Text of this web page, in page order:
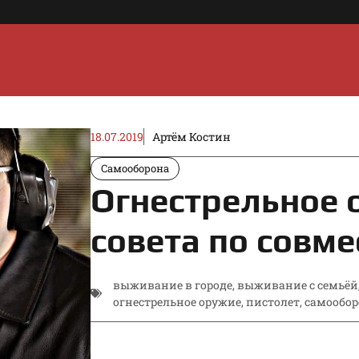
18.07.2019 Артём Костин
Самооборона
Огнестрельное
совета по
выживание в городе,выживание с семьёй
огнестрельное оружие,пистолет,